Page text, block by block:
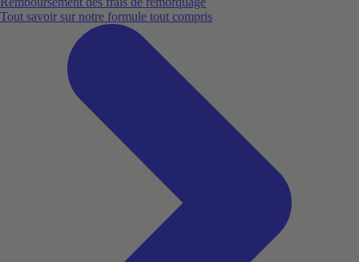
Tout savoir sur notre formule tout compris